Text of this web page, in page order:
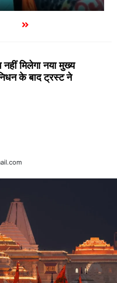
मिलेगा नया मुख्य
के बाद ट्रस्ट ने